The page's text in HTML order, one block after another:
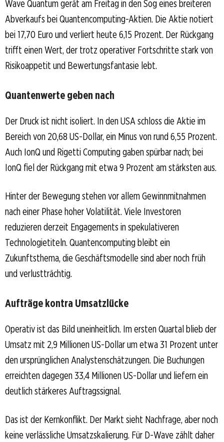
Wave Quantum gerät am Freitag in den Sog eines breiteren
Abverkaufs bei Quantencomputing-Aktien. Die Aktie notiert
bei 17,70 Euro und verliert heute 6,15 Prozent. Der Rückgang
trifft einen Wert, der trotz operativer Fortschritte stark von
Risikoappetit und Bewertungsfantasie lebt.
Quantenwerte geben nach
Der Druck ist nicht isoliert. In den USA schloss die Aktie im
Bereich von 20,68 US-Dollar, ein Minus von rund 6,55 Prozent.
Auch IonQ und Rigetti Computing gaben spürbar nach; bei
IonQ fiel der Rückgang mit etwa 9 Prozent am stärksten aus.
Hinter der Bewegung stehen vor allem Gewinnmitnahmen
nach einer Phase hoher Volatilität. Viele Investoren
reduzieren derzeit Engagements in spekulativeren
Technologietiteln. Quantencomputing bleibt ein
Zukunftsthema, die Geschäftsmodelle sind aber noch früh
und verlustträchtig.
Aufträge kontra Umsatzlücke
Operativ ist das Bild uneinheitlich. Im ersten Quartal blieb der
Umsatz mit 2,9 Millionen US-Dollar um etwa 31 Prozent unter
den ursprünglichen Analystenschätzungen. Die Buchungen
erreichten dagegen 33,4 Millionen US-Dollar und liefern ein
deutlich stärkeres Auftragssignal.
Das ist der Kernkonflikt. Der Markt sieht Nachfrage, aber noch
keine verlässliche Umsatzskalierung. Für D-Wave zählt daher